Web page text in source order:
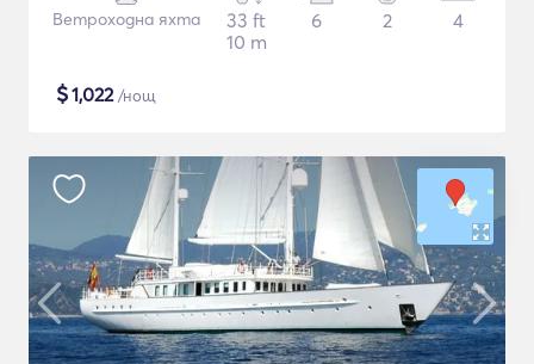
Ветроходна яхта
33 ft
10 m
6 2 4
$1,022/нощ